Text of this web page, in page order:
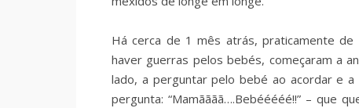
Há cerca de 1 mês atrás, praticamente
haver guerras pelos bebés, começaram a
lado, a perguntar pelo bebé ao acordar e
pergunta: “Mamãããã….Bebééééé!!” – que